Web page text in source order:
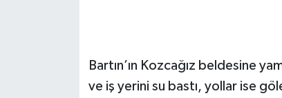
Bartın’ın Kozcağız beldesine
ve iş yerini su bastı, yollar ise